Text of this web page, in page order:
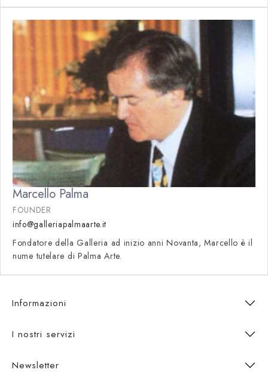
Marcello Palma
FOUNDER
info@galleriapalmaarte.it
Fondatore della Galleria ad inizio anni Novanta, Marcello è il
nume tutelare di Palma Arte.
Informazioni
I nostri servizi
Newsletter